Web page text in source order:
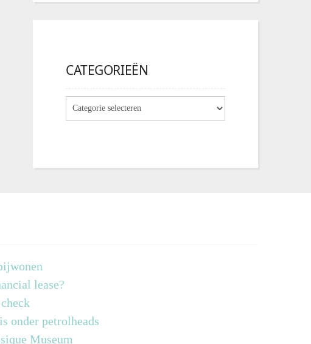
CATEGORIEËN
lease?
onder petrolheads
Museum